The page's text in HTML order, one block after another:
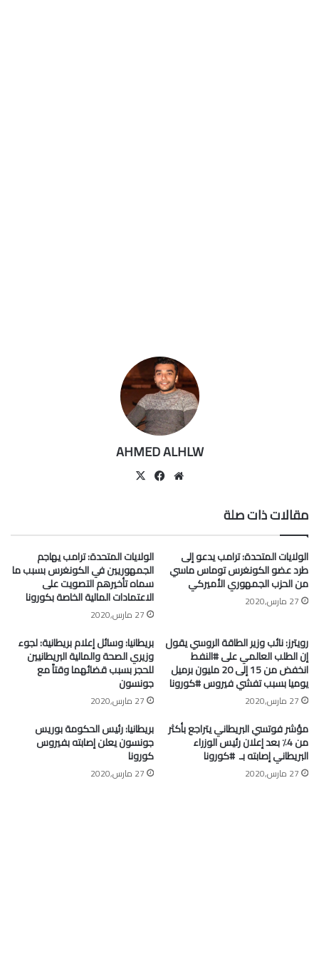
AHMED ALHLW
موقعفيسبوك
مقالات ذات صلة
الولايات المتحدة: ترامب يدعو إلى
طرد عضو الكونغرس توماس ماسي
من الحزب الجمهوري الأميركي
27 مارس,2020
الولايات المتحدة: ترامب يهاجم
الجمهوريين في الكونغرس بسبب ما
سماه تأخيرهم التصويت على
الاعتمادات المالية الخاصة بكورونا
27 مارس,2020
رويترز: نائب وزير الطاقة الروسي يقول
إن الطلب العالمي على #النفط
انخفض من 15 إلى 20 مليون برميل
يوميا بسبب تفشي فيروس #كورونا
27 مارس,2020
بريطانيا: وسائل إعلام بريطانية: لجوء
وزيري الصحة والمالية البريطانيين
للحجر بسبب قضائهما وقتاً مع
جونسون
27 مارس,2020
مؤشر فوتسي البريطاني يتراجع بأكثر
من 4٪ بعد إعلان رئيس الوزراء
البريطاني إصابته بـ ⁧ #كورونا⁩
27 مارس,2020
بريطانيا: رئيس الحكومة بوريس
جونسون يعلن إصابته بفيروس
كورونا
27 مارس,2020